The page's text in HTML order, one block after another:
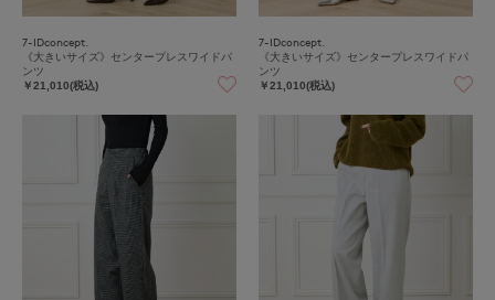
7-IDconcept.
《大きいサイズ》センタープレスワイドパ
ンツ
￥21,010(税込)
7-IDconcept.
《大きいサイズ》センタープレスワイドパ
ンツ
￥21,010(税込)